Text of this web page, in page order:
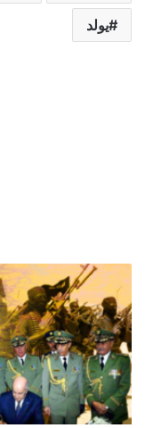
يولد
الأنظمة
والانقلابات
العسكرية
..
دروس
من
الغابون
والجزائر+فيديو